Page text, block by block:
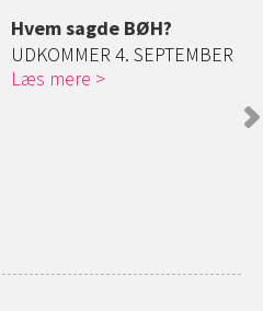
Hvem sagde BØH?
UDKOMMER 4. SEPTEMBER
Læs mere